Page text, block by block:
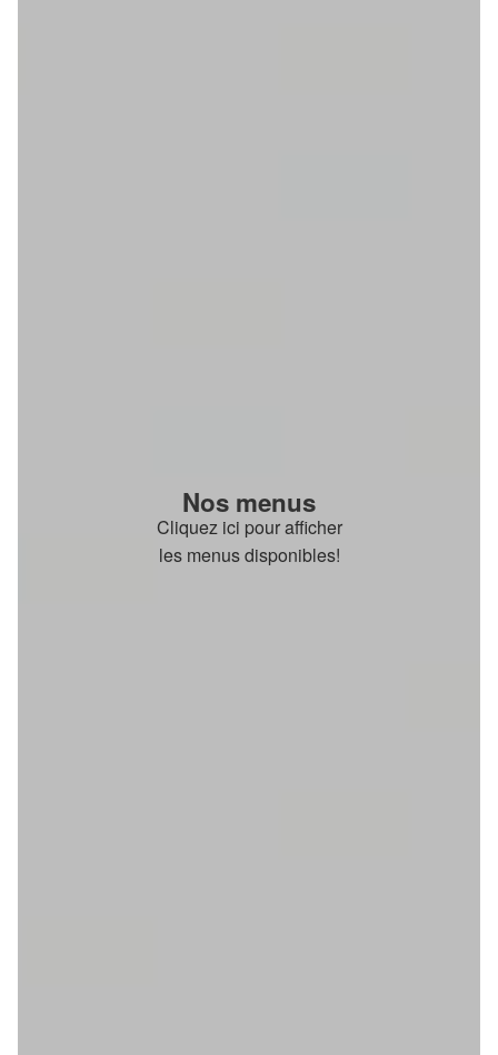
Nos menus
Cliquez ici pour afficher
les menus disponibles!